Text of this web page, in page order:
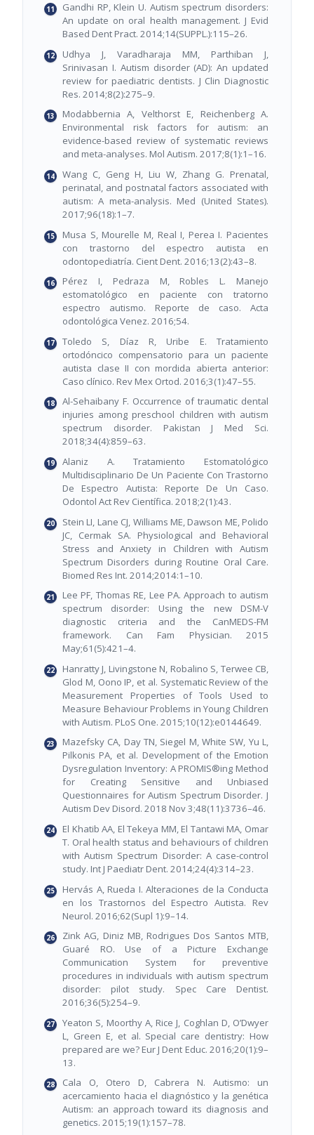
Gandhi RP, Klein U. Autism spectrum disorders:
An update on oral health management. J Evid
Based Dent Pract. 2014;14(SUPPL.):115–26.
Udhya J, Varadharaja MM, Parthiban J,
Srinivasan I. Autism disorder (AD): An updated
review for paediatric dentists. J Clin Diagnostic
Res. 2014;8(2):275–9.
Modabbernia A, Velthorst E, Reichenberg A.
Environmental risk factors for autism: an
evidence-based review of systematic reviews
and meta-analyses. Mol Autism. 2017;8(1):1–16.
Wang C, Geng H, Liu W, Zhang G. Prenatal,
perinatal, and postnatal factors associated with
autism: A meta-analysis. Med (United States).
2017;96(18):1–7.
Musa S, Mourelle M, Real I, Perea I. Pacientes
con trastorno del espectro autista en
odontopediatría. Cient Dent. 2016;13(2):43–8.
Pérez I, Pedraza M, Robles L. Manejo
estomatológico en paciente con tratorno
espectro autismo. Reporte de caso. Acta
odontológica Venez. 2016;54.
Toledo S, Díaz R, Uribe E. Tratamiento
ortodóncico compensatorio para un paciente
autista clase II con mordida abierta anterior:
Caso clínico. Rev Mex Ortod. 2016;3(1):47–55.
Al-Sehaibany F. Occurrence of traumatic dental
injuries among preschool children with autism
spectrum disorder. Pakistan J Med Sci.
2018;34(4):859–63.
Alaniz A. Tratamiento Estomatológico
Multidisciplinario De Un Paciente Con Trastorno
De Espectro Autista: Reporte De Un Caso.
Odontol Act Rev Científica. 2018;2(1):43.
Stein LI, Lane CJ, Williams ME, Dawson ME, Polido
JC, Cermak SA. Physiological and Behavioral
Stress and Anxiety in Children with Autism
Spectrum Disorders during Routine Oral Care.
Biomed Res Int. 2014;2014:1–10.
Lee PF, Thomas RE, Lee PA. Approach to autism
spectrum disorder: Using the new DSM-V
diagnostic criteria and the CanMEDS-FM
framework. Can Fam Physician. 2015
May;61(5):421–4.
Hanratty J, Livingstone N, Robalino S, Terwee CB,
Glod M, Oono IP, et al. Systematic Review of the
Measurement Properties of Tools Used to
Measure Behaviour Problems in Young Children
with Autism. PLoS One. 2015;10(12):e0144649.
Mazefsky CA, Day TN, Siegel M, White SW, Yu L,
Pilkonis PA, et al. Development of the Emotion
Dysregulation Inventory: A PROMIS®ing Method
for Creating Sensitive and Unbiased
Questionnaires for Autism Spectrum Disorder. J
Autism Dev Disord. 2018 Nov 3;48(11):3736–46.
El Khatib AA, El Tekeya MM, El Tantawi MA, Omar
T. Oral health status and behaviours of children
with Autism Spectrum Disorder: A case-control
study. Int J Paediatr Dent. 2014;24(4):314–23.
Hervás A, Rueda I. Alteraciones de la Conducta
en los Trastornos del Espectro Autista. Rev
Neurol. 2016;62(Supl 1):9–14.
Zink AG, Diniz MB, Rodrigues Dos Santos MTB,
Guaré RO. Use of a Picture Exchange
Communication System for preventive
procedures in individuals with autism spectrum
disorder: pilot study. Spec Care Dentist.
2016;36(5):254–9.
Yeaton S, Moorthy A, Rice J, Coghlan D, O’Dwyer
L, Green E, et al. Special care dentistry: How
prepared are we? Eur J Dent Educ. 2016;20(1):9–
13.
Cala O, Otero D, Cabrera N. Autismo: un
acercamiento hacia el diagnóstico y la genética
Autism: an approach toward its diagnosis and
genetics. 2015;19(1):157–78.